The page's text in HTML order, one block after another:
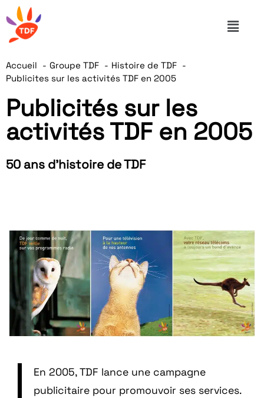
Accueil Groupe TDF
Histoire de TDF
Publicites sur les activités TDF en 2005
Publicités sur les
activités TDF en 2005
50 ans d'histoire de TDF
En 2005, TDF lance une campagne
publicitaire pour promouvoir ses services.